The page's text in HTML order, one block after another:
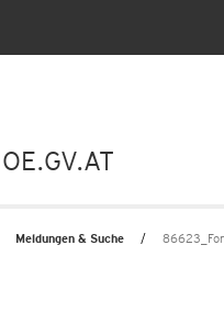
Meldungen & Suche